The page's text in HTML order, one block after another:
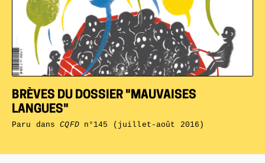
BRÈVES DU DOSSIER "MAUVAISES
LANGUES"
Paru dansCQFDn°145 (juillet-août 2016)